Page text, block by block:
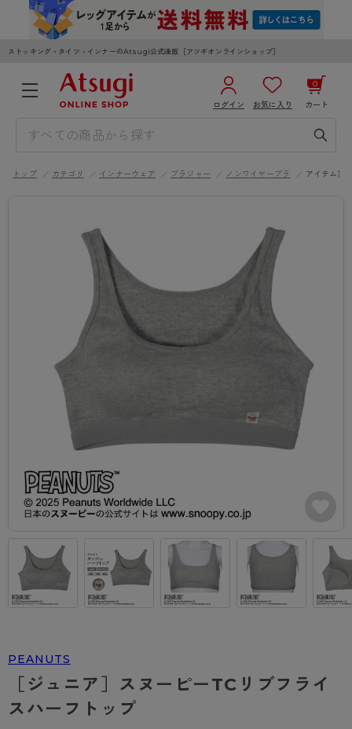
ストッキング・タイツ・インナーのAtsugi公式通販［アツギオンラインショップ］
ログイン お気に入り カート
0
3,980円以上のご購入で送料無料
WOMEN KIDS
カテゴリから探す
レッグウェア
ストッキング
- 無地ストッキング
- 柄ストッキング
- ショート丈ストッキング
- パンティ部レスストッキング
タイツ
- 柄タイツ
- ひざ下丈タイツ
- 着圧タイツ
インナーウェア
ブラジャー
- ノンワイヤーブラ
- ワイヤーブラ
- ブラトップ
ショーツ
- レギュラーショーツ
- ガードル・補正ショーツ
肌着・インナー
- 長袖（七分袖以上）
ライフスタイルウェア
ボトムス
トップス
ルームウェア・パジャマ
アクティブ・スポーツ
- スポーツブラ
- スポーツボトムス
雑貨・小物
レッグウエア
ソックス・靴下
クルー・レギュラー丈ソックス
スニーカー丈・くるぶし丈ソックス
ハイソックス
インナーウエア
メンズパンツ
ボクサー
トランクス
Tバック・ビキニ
肌着・インナー
ライフスタイルウェア
ボトムス
トップス
ルームウェア・パジャマ
レッグウエア
タイツ
ソックス・靴下
クルー・レギュラー丈ソックス
スニーカー丈・くるぶし丈ソックス
スクールソックス
インナーウエア
ブラジャー
ノンワイヤーブラ
ワイヤーブラ
スポーツブラ
ショーツ
レギュラーショーツ
ボクサー
ブランドから探す
アスティーグ
クリアビューティアクティブ
スゴスト
フェイクタイツ
hotto comfort
BT
スクールタイム
商品選びのお手伝い
お悩み別ガードル
私に似合う、ストッキング選び
タイツの選び方
はじめての方へ
よくある質問（FAQ）
お支払い方法について
配送方法について
返品・交換について
トップ カテゴリ インナーウェア ブラジャー ノンワイヤーブラ アイテム詳
PEANUTS
［ジュニア］スヌーピーTCリブフライ
スハーフトップ